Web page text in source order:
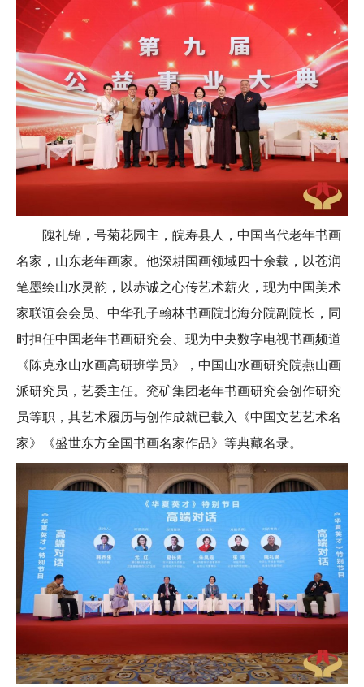
隗礼锦，号菊花园主，皖寿县人，中国当代老年书画
名家，山东老年画家。他深耕国画领域四十余载，以苍润
笔墨绘山水灵韵，以赤诚之心传艺术薪火，现为中国美术
家联谊会会员、中华孔子翰林书画院北海分院副院长，同
时担任中国老年书画研究会、现为中央数字电视书画频道
《陈克永山水画高研班学员》，中国山水画研究院燕山画
派研究员，艺委主任。兖矿集团老年书画研究会创作研究
员等职，其艺术履历与创作成就已载入《中国文艺艺术名
家》《盛世东方全国书画名家作品》等典藏名录。